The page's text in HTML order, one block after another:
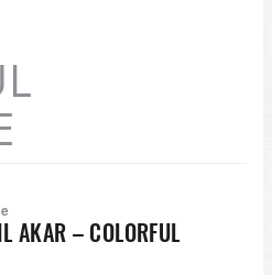
AKAR – COLORFUL